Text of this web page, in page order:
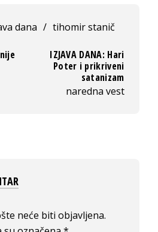
dana / tihomir stanič
IZJAVA DANA: Hari
Poter i prikriveni
satanizam
naredna vest
neće biti objavljena.